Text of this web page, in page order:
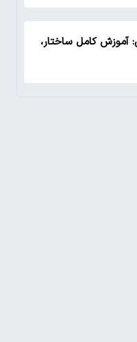
آموزش کامل ساختار،